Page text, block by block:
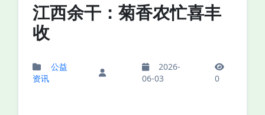
江西余干：菊香农忙喜丰
收
公益
资讯
2026-
06-03
0